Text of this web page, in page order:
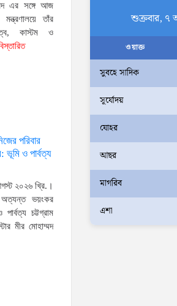
এর সঙ্গে আজ
মন্ত্রণালয়ে তাঁর
কাস্টম ও
পরিবার
ভূমি ও পার্বত্য
২০২৬ খ্রি.।
ভয়ংকর
চট্টগ্রাম
মীর মোহাম্মদ
পার্বত্য প্রতিমন্ত্রীর
খুনের
শুক্রবার,
ওয়াক্ত
সুবহে সাদিক
সূর্যোদয়
যোহর
আছর
মাগরিব
এশা